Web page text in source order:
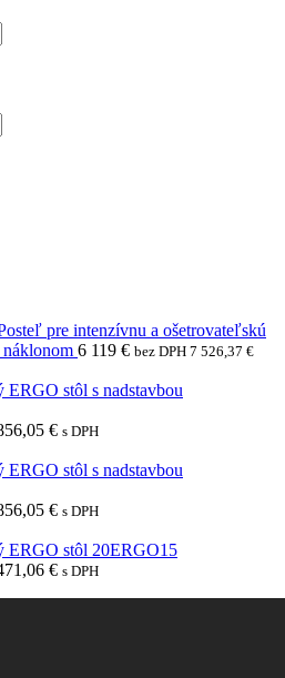
pre intenzívnu a ošetrovateľskú
6 119 € bez DPH 7 526,37 €
stôl s nadstavbou
€ s DPH
stôl s nadstavbou
€ s DPH
ERGO stôl 20ERGO15
€ s DPH